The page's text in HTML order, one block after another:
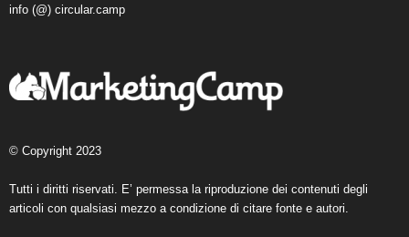
info (@) circular.camp
© Copyright 2023
Tutti i diritti riservati. E’ permessa la riproduzione dei contenuti degli
articoli con qualsiasi mezzo a condizione di citare fonte e autori.